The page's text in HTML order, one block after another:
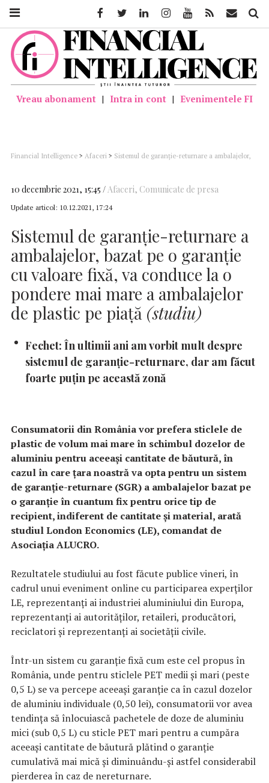
Vreau abonament | Intra in cont | Evenimentele FI
Financial Intelligence > Afaceri > Sistemul de garanţie-returnare a ambalajelor,
10 decembrie 2021, 15:45 Afaceri, Comunicate de presa
Update articol: 10.12.2021, 17:24
Sistemul de garanţie-returnare a
ambalajelor, bazat pe o garanţie
cu valoare fixă, va conduce la o
pondere mai mare a ambalajelor
de plastic pe piaţă (studiu)
Fechet: În ultimii ani am vorbit mult despre
sistemul de garanţie-returnare, dar am făcut
foarte puţin pe această zonă
Consumatorii din România vor prefera sticlele de
plastic de volum mai mare în schimbul dozelor de
aluminiu pentru aceeaşi cantitate de băutură, în
cazul în care ţara noastră va opta pentru un sistem
de garanţie-returnare (SGR) a ambalajelor bazat pe
o garanţie în cuantum fix pentru orice tip de
recipient, indiferent de cantitate şi material, arată
studiul London Economics (LE), comandat de
Asociaţia ALUCRO.
Rezultatele studiului au fost făcute publice vineri, în
cadrul unui eveniment online cu participarea experţilor
LE, reprezentanţi ai industriei aluminiului din Europa,
reprezentanţi ai autorităţilor, retaileri, producători,
reciclatori şi reprezentanţi ai societăţii civile.
Într-un sistem cu garanţie fixă cum este cel propus în
România, unde pentru sticlele PET medii şi mari (peste
0,5 L) se va percepe aceeaşi garanţie ca în cazul dozelor
de aluminiu individuale (0,50 lei), consumatorii vor avea
tendinţa să înlocuiască pachetele de doze de aluminiu
mici (sub 0,5 L) cu sticle PET mari pentru a cumpăra
aceeaşi cantitate de băutură plătind o garanţie
cumulativă mai mică şi diminuându-şi astfel considerabil
pierderea în caz de nereturnare.
FacebookTwitter LinkedinInstagramYoutube Feed Mail